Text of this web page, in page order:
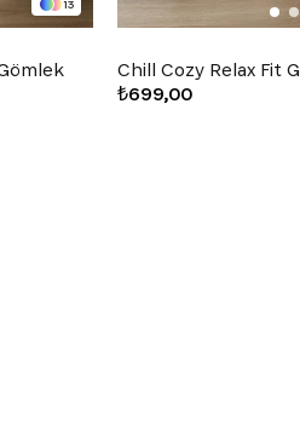
13
Chill Cozy Relax Fit
₺699,00